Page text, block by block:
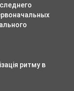
ритму в